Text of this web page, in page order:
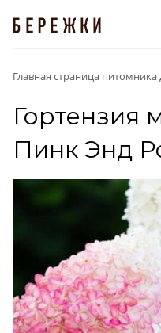
Главная страница
Гортензия
Пинк Энд